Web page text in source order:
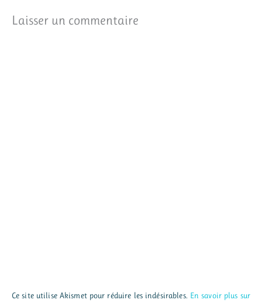
Laisser un commentaire
Ce site utilise Akismet pour réduire les indésirables. En savoir plus sur